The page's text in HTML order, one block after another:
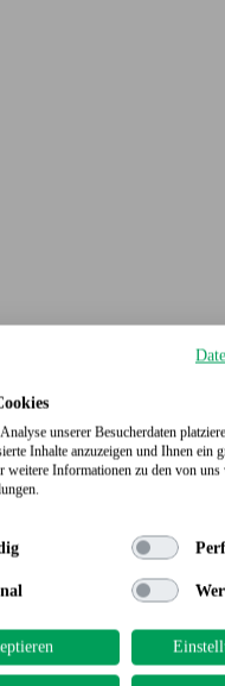
unserer Besucherdaten
Inhalte anzuzeigen und Ihnen ein
weitere Informationen zu den von uns